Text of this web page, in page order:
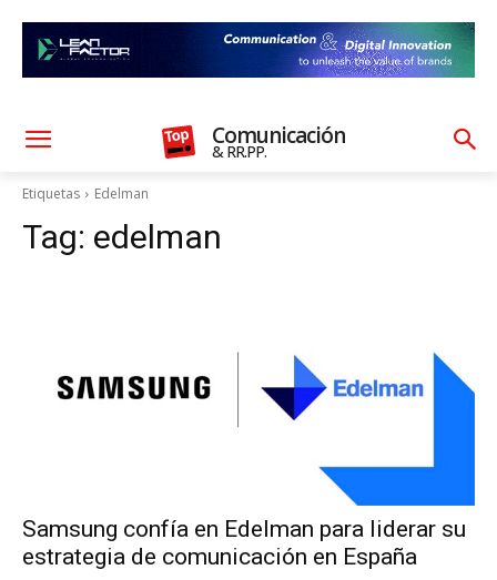
Comunicación
& RR.PP.
Etiquetas Edelman
Tag: edelman
Samsung confía en Edelman para liderar su
estrategia de comunicación en España